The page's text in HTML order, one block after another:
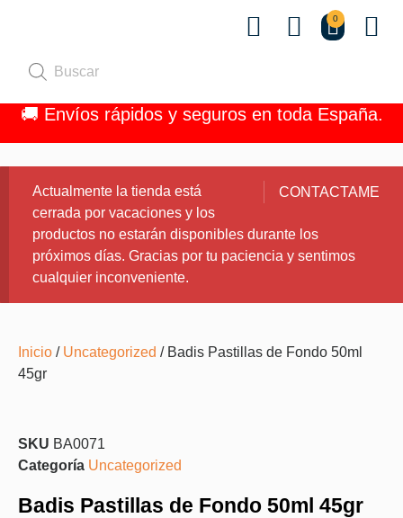
0
🚚 Envíos rápidos y seguros en toda España.
CONTACTAME
Actualmente la tienda está
cerrada por vacaciones y los
productos no estarán disponibles durante los
próximos días. Gracias por tu paciencia y sentimos
cualquier inconveniente.
Inicio / Uncategorized / Badis Pastillas de Fondo 50ml
45gr
SKU BA0071
Categoría Uncategorized
Badis Pastillas de Fondo 50ml 45gr